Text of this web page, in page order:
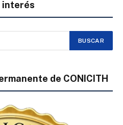
interés
de CONICITH